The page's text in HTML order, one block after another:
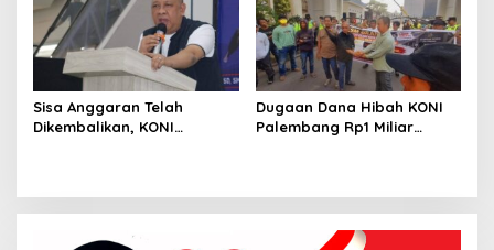
Sisa Anggaran Telah
Dikembalikan, KONI
Dugaan Dana Hibah KONI
Palembang Rp1 Miliar